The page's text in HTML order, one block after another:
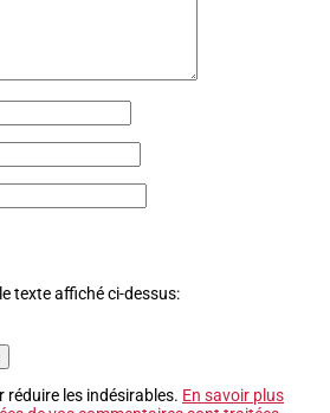
texte affiché ci-dessus:
réduire les indésirables. En savoir plus